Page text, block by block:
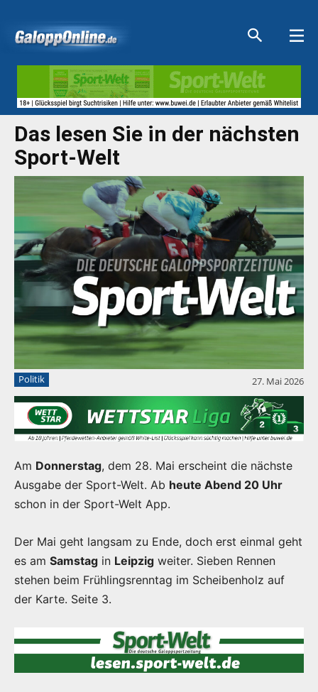
Das lesen Sie in der nächsten
Sport-Welt
Politik 27. Mai 2026
Am Donnerstag, dem 28. Mai erscheint die nächste
Ausgabe der Sport-Welt. Ab heute Abend 20 Uhr
schon in der Sport-Welt App.
Der Mai geht langsam zu Ende, doch erst einmal geht
es am Samstag in Leipzig weiter. Sieben Rennen
stehen beim Frühlingsrenntag im Scheibenholz auf
der Karte. Seite 3.